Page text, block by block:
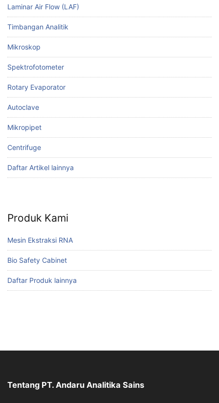
Laminar Air Flow (LAF)
Timbangan Analitik
Mikroskop
Spektrofotometer
Rotary Evaporator
Autoclave
Mikropipet
Centrifuge
Daftar Artikel lainnya
Produk Kami
Mesin Ekstraksi RNA
Bio Safety Cabinet
Daftar Produk lainnya
Tentang PT. Andaru Analitika Sains